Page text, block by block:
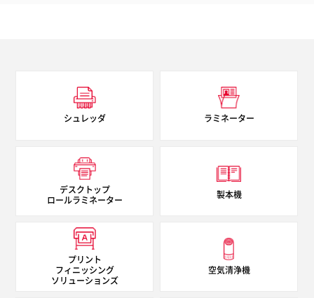
シュレッダ ラミネーター
デスクトップ
ロールラミネーター
製本機
プリント
フィニッシング
ソリューションズ
空気清浄機